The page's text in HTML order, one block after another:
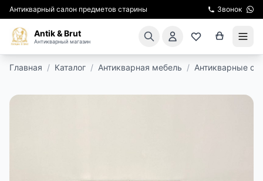
Антикварный салон предметов старины Звонок
Antik & Brut
Антикварный магазин
Главная / Каталог / Антикварная мебель / Антикварные